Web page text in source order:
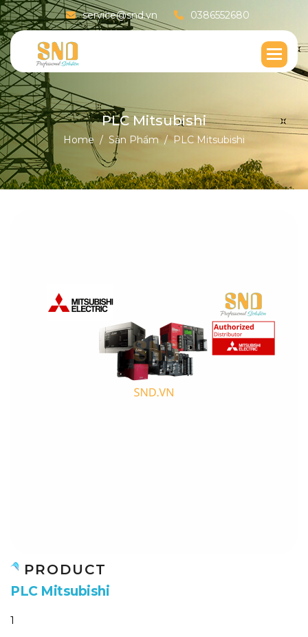
service@snd.vn 0386552680
PLC Mitsubishi
Home Sản Phẩm PLC Mitsubishi
PRODUCT
PLC Mitsu bishi
1